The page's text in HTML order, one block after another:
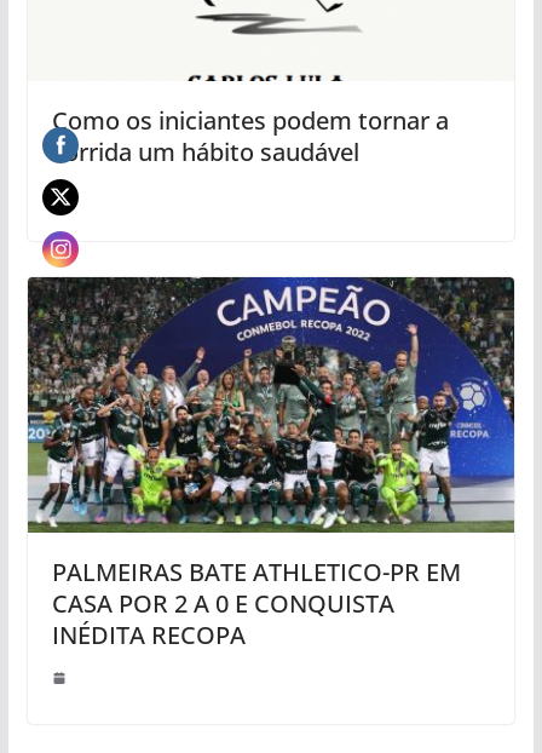
Como os iniciantes podem tornar a
corrida um hábito saudável
PALMEIRAS BATE ATHLETICO-PR EM
CASA POR 2 A 0 E CONQUISTA
INÉDITA RECOPA